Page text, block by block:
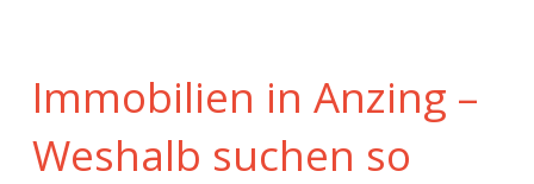
Immobilien in Anzing –
Weshalb suchen so